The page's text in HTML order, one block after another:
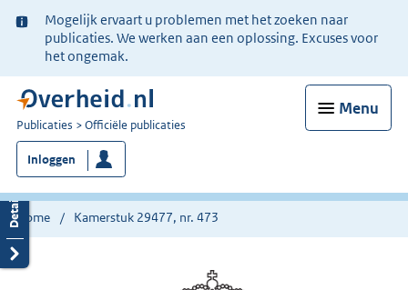
Ter
informatie:
Mogelijk ervaart u problemen met het zoeken naar
publicaties. We werken aan een oplossing. Excuses voor
het ongemak.
Menu
U
bent
nu
hier:
Publicaties Officiële publicaties
Inloggen
Home Kamerstuk 29477, nr. 473